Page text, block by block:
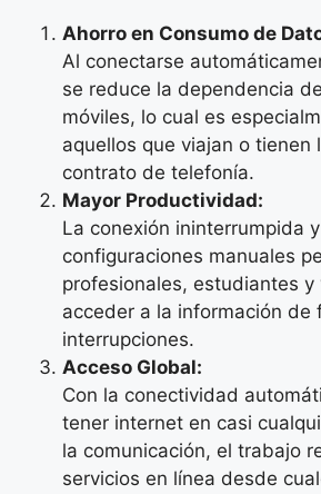
Ahorro en Consumo de
Al conectarse
se reduce la dependencia
móviles, lo cual es
aquellos que viajan o tienen
contrato de telefonía.
Mayor Productividad:
La conexión ininterrumpida
configuraciones manuales
profesionales, estudiantes y
acceder a la información de
interrupciones.
Acceso Global:
Con la conectividad
tener internet en casi
la comunicación, el trabajo
servicios en línea desde